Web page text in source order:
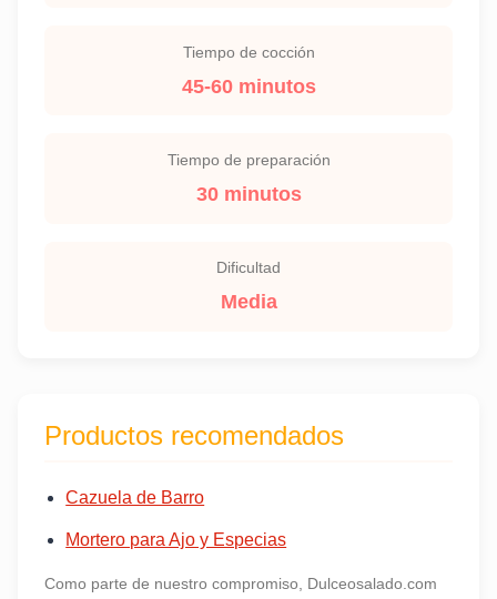
Tiempo de cocción
45-60 minutos
Tiempo de preparación
30 minutos
Dificultad
Media
Productos recomendados
Cazuela de Barro
Mortero para Ajo y Especias
Como parte de nuestro compromiso, Dulceosalado.com